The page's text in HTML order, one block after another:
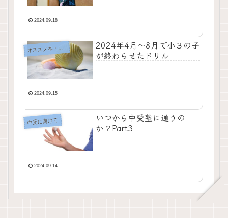
2024.09.18
オ ススメ本・問題集・アプリ
2024年4月〜8月で小３の子
が終わらせたドリル
2024.09.15
中受に向けて
いつから中受塾に通うの
か？Part3
2024.09.14